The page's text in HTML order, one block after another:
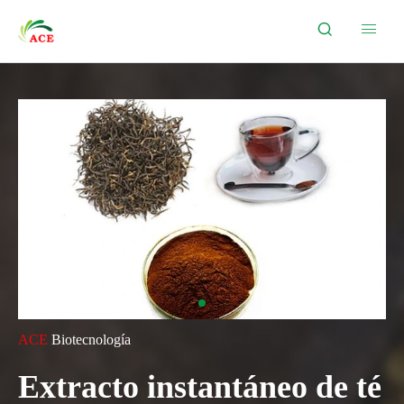
 
ACE Biotecnología
Extracto instantáneo de té